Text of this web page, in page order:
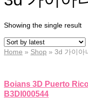
Showing the single result
Home » Shop » 3d 가이아
Boians 3D Puerto
B3DI000544